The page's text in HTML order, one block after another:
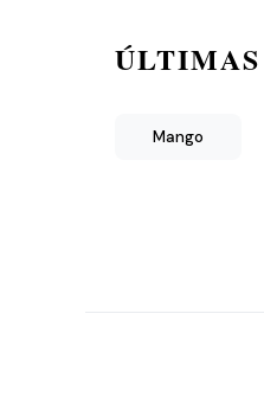
Mango